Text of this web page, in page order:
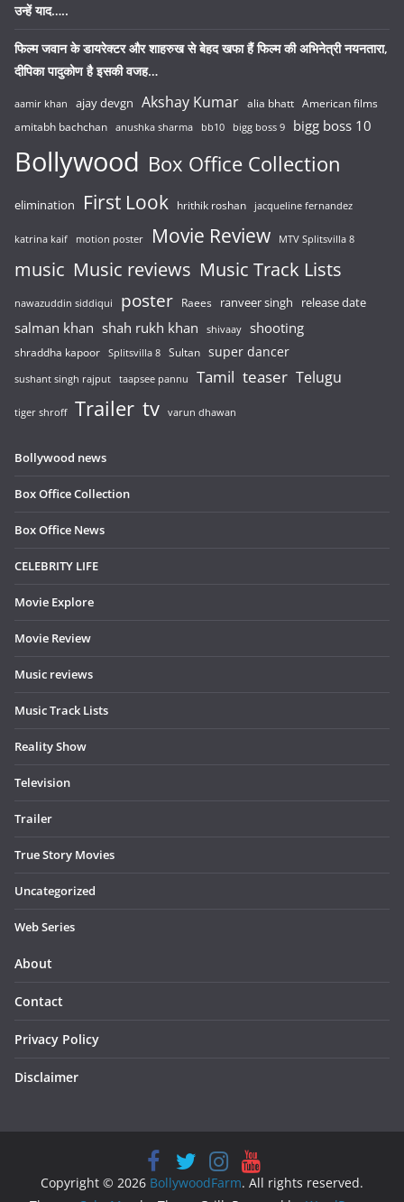
उन्हें याद…..
फिल्म जवान के डायरेक्टर और शाहरुख से बेहद खफा हैं फिल्म की अभिनेत्री नयनतारा,
दीपिका पादुकोण है इसकी वजह…
aamir khan ajay devgn Akshay Kumar alia bhatt American films
amitabh bachchan anushka sharma bb10 bigg boss 9 bigg boss 10
Bollywood Box Office Collection
elimination First Look hrithik roshan jacqueline fernandez
katrina kaif motion poster Movie Review MTV Splitsvilla 8
music Music reviews Music Track Lists
nawazuddin siddiqui poster Raees ranveer singh release date
salman khan shah rukh khan shivaay shooting
shraddha kapoor Splitsvilla 8 Sultan super dancer
sushant singh rajput taapsee pannu Tamil teaser Telugu
tiger shroff Trailer tv varun dhawan
Bollywood news
Box Office Collection
Box Office News
CELEBRITY LIFE
Movie Explore
Movie Review
Music reviews
Music Track Lists
Reality Show
Television
Trailer
True Story Movies
Uncategorized
Web Series
About
Contact
Privacy Policy
Disclaimer
Copyright © 2026 BollywoodFarm. All rights reserved.